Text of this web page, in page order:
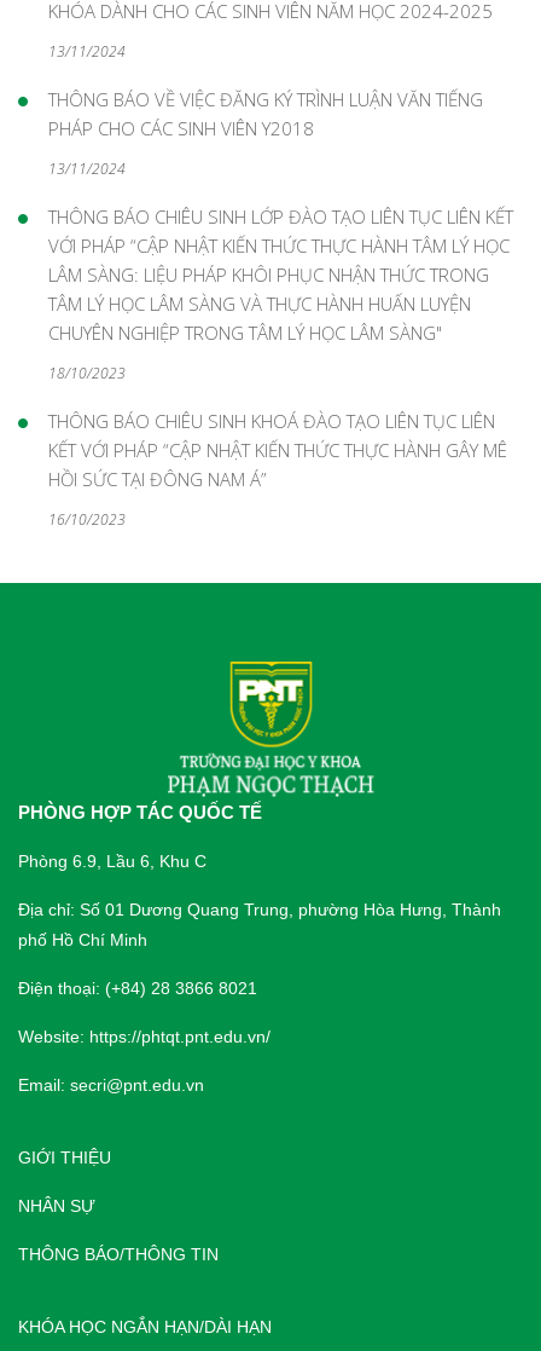
KHÓA DÀNH CHO CÁC SINH VIÊN NĂM HỌC 2024-2025
13/11/2024
THÔNG BÁO VỀ VIỆC ĐĂNG KÝ TRÌNH LUẬN VĂN TIẾNG
PHÁP CHO CÁC SINH VIÊN Y2018
13/11/2024
THÔNG BÁO CHIÊU SINH LỚP ĐÀO TẠO LIÊN TỤC LIÊN KẾT
VỚI PHÁP “CẬP NHẬT KIẾN THỨC THỰC HÀNH TÂM LÝ HỌC
LÂM SÀNG: LIỆU PHÁP KHÔI PHỤC NHẬN THỨC TRONG
TÂM LÝ HỌC LÂM SÀNG VÀ THỰC HÀNH HUẤN LUYỆN
CHUYÊN NGHIỆP TRONG TÂM LÝ HỌC LÂM SÀNG"
18/10/2023
THÔNG BÁO CHIÊU SINH KHOÁ ĐÀO TẠO LIÊN TỤC LIÊN
KẾT VỚI PHÁP “CẬP NHẬT KIẾN THỨC THỰC HÀNH GÂY MÊ
HỒI SỨC TẠI ĐÔNG NAM Á”
16/10/2023
PHÒNG HỢP TÁC QUỐC TẾ
Phòng 6.9, Lầu 6, Khu C
Địa chỉ: Số 01 Dương Quang Trung, phường Hòa Hưng, Thành
phố Hồ Chí Minh
Điện thoại: (+84) 28 3866 8021
Website: https://phtqt.pnt.edu.vn/
Email: secri@pnt.edu.vn
GIỚI THIỆU
NHÂN SỰ
THÔNG BÁO/THÔNG TIN
KHÓA HỌC NGẮN HẠN/DÀI HẠN